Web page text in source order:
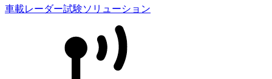
車載レーダー試験ソリューション